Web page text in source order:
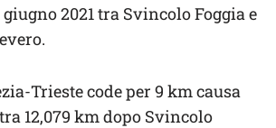
giugno 2021 tra Svincolo Foggia e
Trieste code per 9 km causa
12,079 km dopo Svincolo